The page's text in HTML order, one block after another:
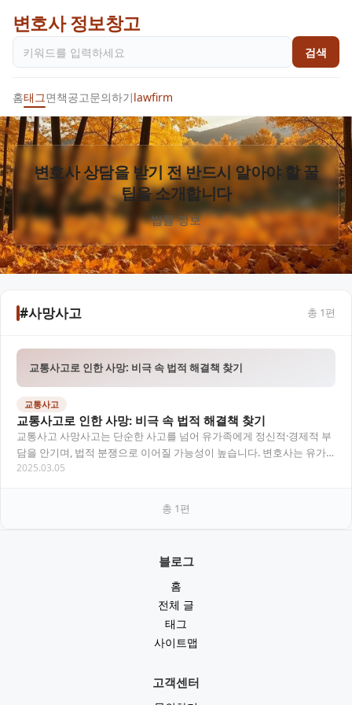
변호사 정보창고
검색
홈태그면책공고문의하기lawfirm
변호사 상담을 받기 전 반드시 알아야 할 꿀
팁을 소개합니다
법률 정보
#사망사고 총 1편
교통사고로 인한 사망: 비극 속 법적 해결책 찾기
교통사고
교통사고로 인한 사망: 비극 속 법적 해결책 찾기
교통사고 사망사고는 단순한 사고를 넘어 유가족에게 정신적·경제적 부
담을 안기며, 법적 분쟁으로 이어질 가능성이 높습니다. 변호사는 유가
족을 대신해 보험사와 협상하거나 소송을 진행하…
2025.03.05
총 1편
블로그
홈
전체 글
태그
사이트맵
고객센터